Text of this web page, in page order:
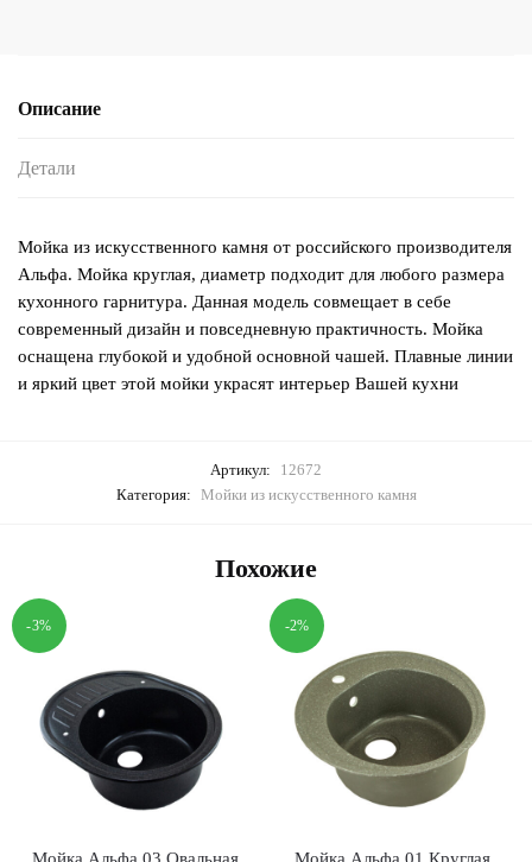
Описание
Детали
Мойка из искусственного камня от российского производителя
Альфа. Мойка круглая, диаметр подходит для любого размера
кухонного гарнитура. Данная модель совмещает в себе
современный дизайн и повседневную практичность. Мойка
оснащена глубокой и удобной основной чашей. Плавные линии
и яркий цвет этой мойки украсят интерьер Вашей кухни
Артикул:
12672
Категория: Мойки из искусственного камня
Похожие
-3% -2%